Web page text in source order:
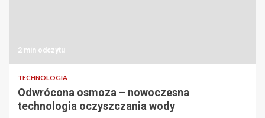
2 min odczytu
TECHNOLOGIA
Odwrócona osmoza – nowoczesna
technologia oczyszczania wody